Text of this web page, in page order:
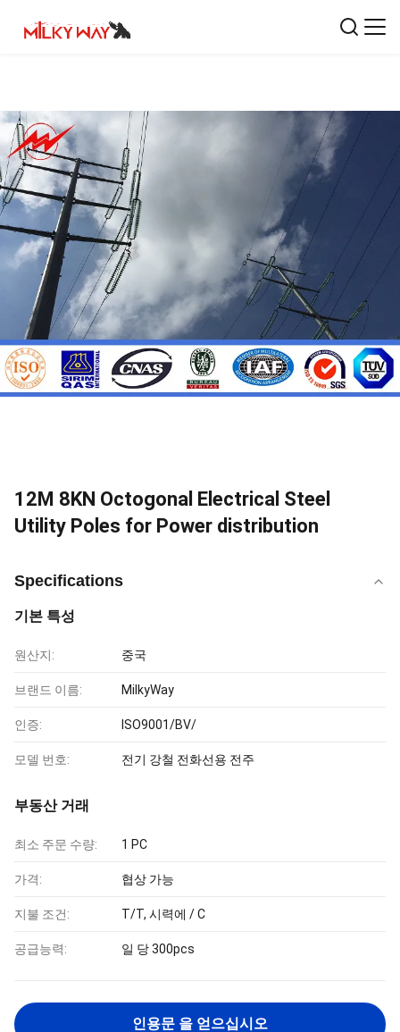
12M 8KN Octogonal Electrical Steel
Utility Poles for Power distribution
Specifications
기본 특성
원산지: 중국
브랜드 이름: MilkyWay
인증: ISO9001/BV/
모델 번호: 전기 강철 전화선용 전주
부동산 거래
최소 주문 수량: 1 PC
가격: 협상 가능
지불 조건: T/T, 시력에 / C
공급능력: 일 당 300pcs
인용문 을 얻으십시오